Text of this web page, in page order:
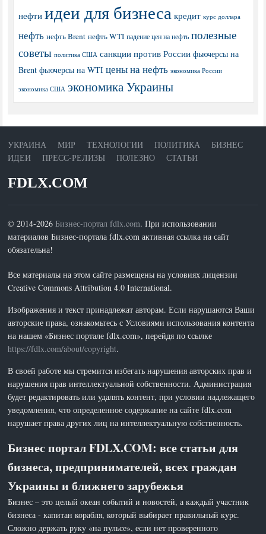
нефти идеи для бизнеса кредит курс доллара
нефть нефть Brent нефть WTI падение цен на нефть полезные
советы политика США санкции против России фьючерсы на
Brent фьючерсы на WTI цены на нефть экономика России
экономика США экономика Украины
УКРАИНА МИР ТЕХНОЛОГИИ ПОЛИТИКА
БИЗНЕС
ИДЕИ
ПРЕСС-РЕЛИЗЫ ПОЛЕЗНО СТАТЬИ
FDLX.COM
© 2014-2026 Бизнес-портал fdlx.com. При использовании
материалов Бизнес-портала fdlx.com активная ссылка на сайт
обязательна!
Все материалы на этом сайте размещены на условиях лицензии
Creative Commons Attribution 4.0 International.
Изображения и текст принадлежат авторам. Если нарушаются Ваши
авторские права, ознакомьтесь с Условиями использования контента
на нашем «Бизнес портале fdlx.com», перейдя по ссылке
https://fdlx.com/about/copyright.
В своей работе мы стремится избегать нарушения авторских прав и
нарушения прав интеллектуальной собственности. Администрация
будет редактировать или удалять контент, при условии надлежащего
уведомления, что определенное содержание на сайте fdlx.com
нарушает права других лиц на интеллектуальную собственность.
Бизнес портал FDLX.COM: все статьи для
бизнеса, предпринимателей, всех граждан
Украины и ближнего зарубежья
Бизнес – это целый океан событий и новостей, а каждый участник
бизнеса - капитан корабля, который выбирает правильный курс.
Сложно держать руку «на пульсе», если нет проверенного